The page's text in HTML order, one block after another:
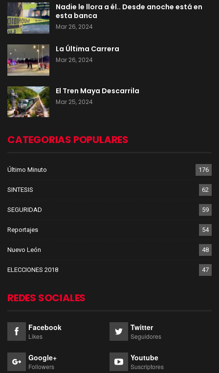
Nadie le llora a él.. Desde anoche está en
esta banca
Mar 26, 2024
La Última Carrera
Mar 26, 2024
El Tren Maya Descarrila
Mar 25, 2024
CATEGORIAS POPULARES
Último Minuto 176
SINTESIS 62
SEGURIDAD 59
Reportajes 54
Nuevo León 48
ELECCIONES 2018 47
REDES SOCIALES
Facebook
Likes
Twitter
Seguidores
Google+
Followers
Youtube
Suscriptores